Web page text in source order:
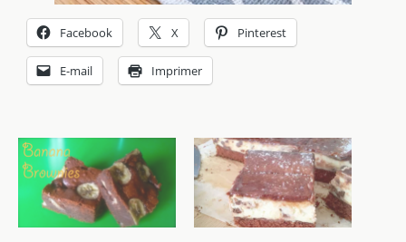
Facebook X Pinterest
E-mail Imprimer